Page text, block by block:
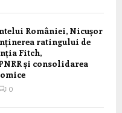
României, Nicușor
ratingului de
Fitch,
și consolidarea
0